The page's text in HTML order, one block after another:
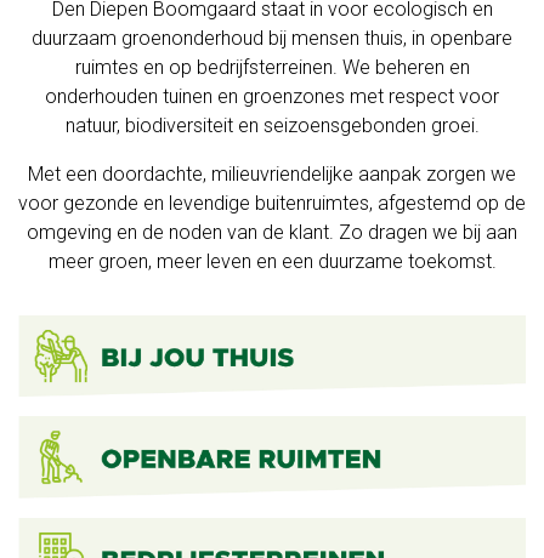
en
workshops
Feest
op
ons
kinderen
Heerlijk
van
Den Diepen Boomgaard staat in voor ecologisch en
duurzaam groenonderhoud bij mensen thuis, in openbare
ruimtes en op bedrijfsterreinen. We beheren en
onderhouden tuinen en groenzones met respect voor
natuur, biodiversiteit en seizoensgebonden groei.
Met een doordachte, milieuvriendelijke aanpak zorgen we
voor gezonde en levendige buitenruimtes, afgestemd op de
omgeving en de noden van de klant. Zo dragen we bij aan
meer groen, meer leven en een duurzame toekomst.